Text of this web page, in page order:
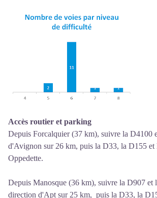
Accès routier et parking
Depuis Forcalquier (37 km), suivre la D4100
d'Avignon sur 26 km, puis la D33, la D155 et
Oppedette.
Depuis Manosque (36 km), suivre la D907 et
direction d'Apt sur 25 km, puis la D33, la